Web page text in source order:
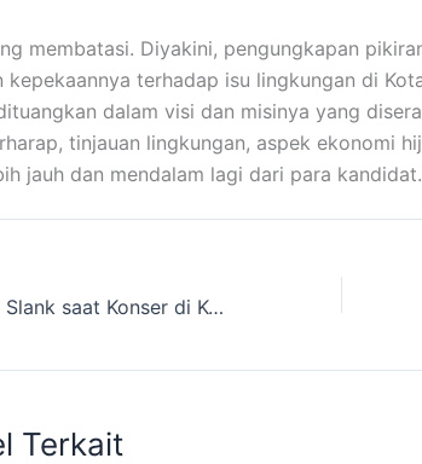
membatasi. Diyakini, pengungkapan
kepekaannya terhadap isu lingkungan di
dalam visi dan misinya yang
tinjauan lingkungan, aspek ekonomi
jauh dan mendalam lagi dari para
Satire Bimbim Slank saat Konser di Kota Palu: Emang Boleh Rusak Lingkungan untuk IKN?
Terkait